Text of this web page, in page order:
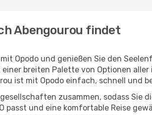
Abengourou findet
Opodo und genießen Sie den
breiten Palette von Optionen
ist mit Opodo einfach, schnell und
zusammen, sodass Sie
passt und eine komfortable Reise